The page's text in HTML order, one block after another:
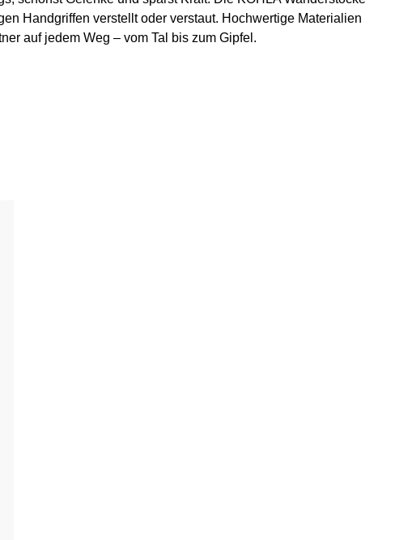
Handgriffen verstellt oder verstaut. Hochwertige Materialien
auf jedem Weg – vom Tal bis zum Gipfel.